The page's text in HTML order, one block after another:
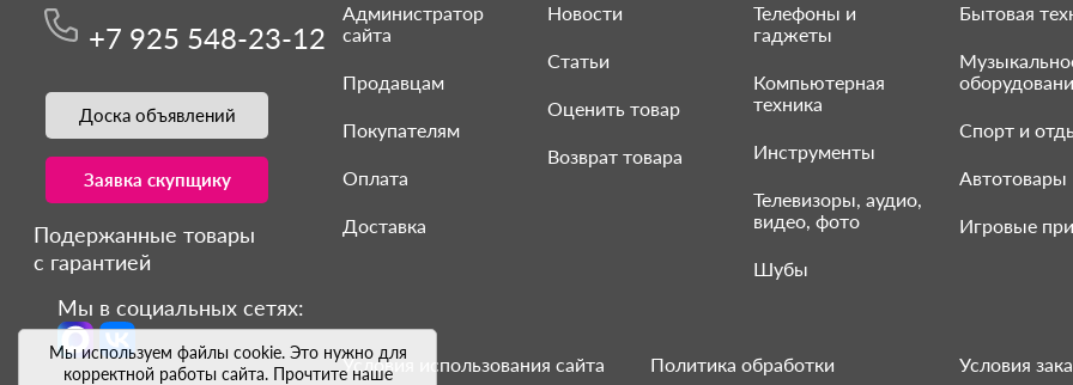
Мы используем файлы cookie. Это нужно для
корректной работы сайта. Прочтите наше
+7 925 548-23-12
Доска объявлений
Заявка скупщику
Подержанные товары
с гарантией
Мы в социальных сетях:
Администратор
сайта
Продавцам
Покупателям
Оплата
Доставка
Новости
Статьи
Оценить товар
Возврат товара
Телефоны и
гаджеты
Компьютерная
техника
Инструменты
Телевизоры, аудио,
видео, фото
Шубы
Бытовая
Спорт и
Автотовары
Игровые
Условия использования сайта
Политика обработки
Условия